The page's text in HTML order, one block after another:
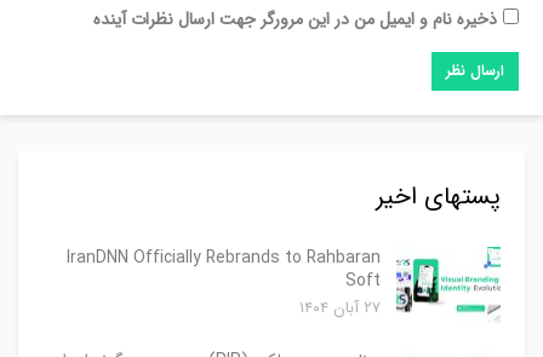
ذخیره نام و ایمیل من در این مرورگر جهت ارسال نظرات آینده
پستهای اخیر
IranDNN Officially Rebrands to Rahbaran
Soft
۲۷ آبان ۱۴۰۴